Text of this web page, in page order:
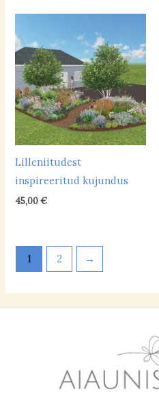
Lilleniitudest
inspireeritud kujundus
45,00€
1 2 →